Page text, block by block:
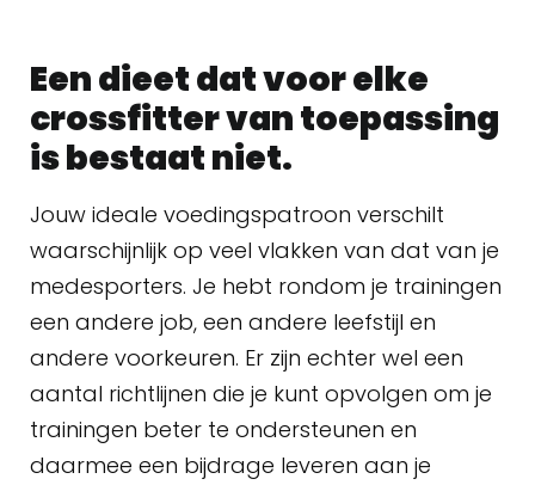
Een dieet dat voor elke
crossfitter van toepassing
is bestaat niet.
Jouw ideale voedingspatroon verschilt
waarschijnlijk op veel vlakken van dat van je
medesporters. Je hebt rondom je trainingen
een andere job, een andere leefstijl en
andere voorkeuren. Er zijn echter wel een
aantal richtlijnen die je kunt opvolgen om je
trainingen beter te ondersteunen en
daarmee een bijdrage leveren aan je